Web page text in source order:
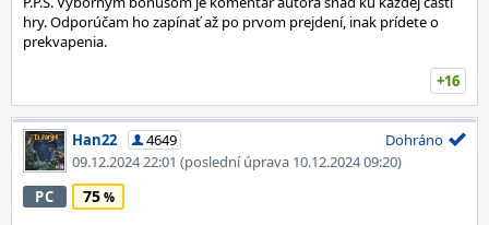
hry. Odporúčam ho zapínať až po prvom prejdení, inak prídete o
prekvapenia.
+16
Han22
4649
09.12.2024 22:01 (poslední úprava 10.12.2024 09:20)
Dohráno
PC 75